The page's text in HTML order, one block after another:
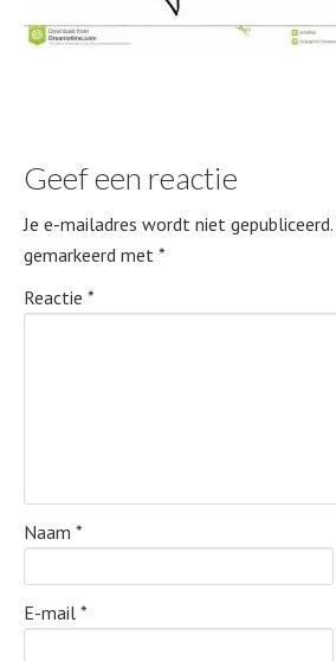
Geef een reactie
Je e-mailadres wordt niet gepubliceerd.
gemarkeerd met *
Reactie *
Naam *
E-mail *